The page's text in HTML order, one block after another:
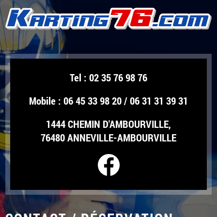
Tel : 02 35 76 98 76
Mobile : 06 45 33 98 20/06 31 31 39 31
1444 CHEMIN D'AMBOURVILLE,
76480 ANNEVILLE-AMBOURVILLE